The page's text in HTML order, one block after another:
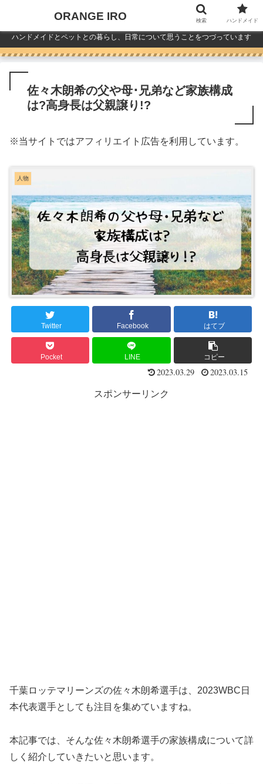
ハンドメイドとペットとの暮らし、日常について思うことをつづっています
佐々木朗希の父や母･兄弟など家族構成
は?高身長は父親譲り!?
※当サイトではアフィリエイト広告を利用しています。
人物
Twitter Facebook はてブ
Pocket LINE コピー
2023.03.29 2023.03.15
スポンサーリンク
千葉ロッテマリーンズの佐々木朗希選手は、2023WBC日
本代表選手としても注目を集めていますね。
本記事では、そんな佐々木朗希選手の家族構成について詳
しく紹介していきたいと思います。
ORANGE IRO 検索 ハンドメイド